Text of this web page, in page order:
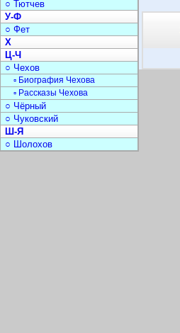
○ Тютчев
У-Ф
○ Фет
Х
Ц-Ч
○ Чехов
▫ Биография Чехова
▫ Рассказы Чехова
○ Чёрный
○ Чуковский
Ш-Я
○ Шолохов